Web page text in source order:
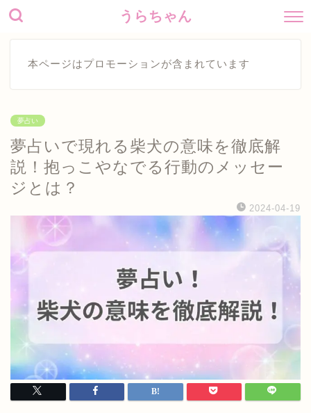
うらちゃん
本ページはプロモーションが含まれています
夢占い
夢占いで現れる柴犬の意味を徹底解
説！抱っこやなでる行動のメッセー
ジとは？
2024-04-19